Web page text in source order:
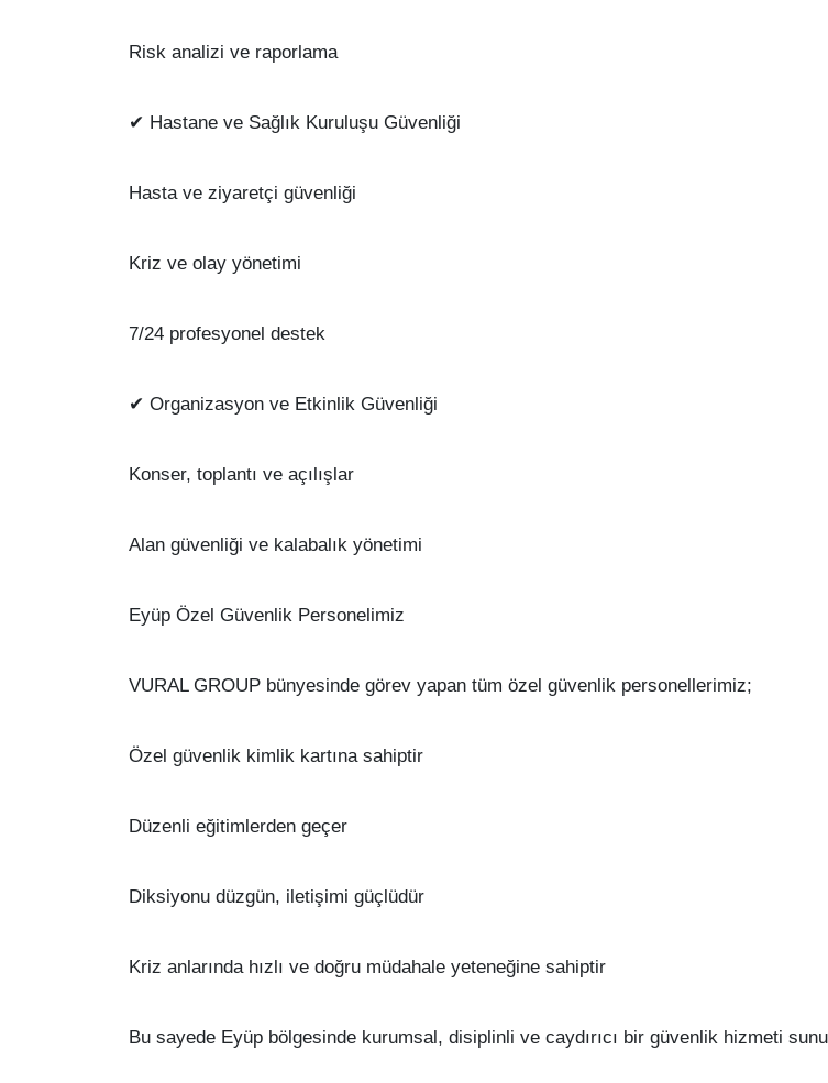
Risk analizi ve raporlama
✔ Hastane ve Sağlık Kuruluşu Güvenliği
Hasta ve ziyaretçi güvenliği
Kriz ve olay yönetimi
7/24 profesyonel destek
✔ Organizasyon ve Etkinlik Güvenliği
Konser, toplantı ve açılışlar
Alan güvenliği ve kalabalık yönetimi
Eyüp Özel Güvenlik Personelimiz
VURAL GROUP bünyesinde görev yapan tüm özel güvenlik personellerimiz;
Özel güvenlik kimlik kartına sahiptir
Düzenli eğitimlerden geçer
Diksiyonu düzgün, iletişimi güçlüdür
Kriz anlarında hızlı ve doğru müdahale yeteneğine sahiptir
Bu sayede Eyüp bölgesinde kurumsal, disiplinli ve caydırıcı bir güvenlik hizmeti